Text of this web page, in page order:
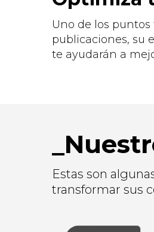
Uno de los
publicaciones, su
te ayudarán a
Estas son
transformar sus